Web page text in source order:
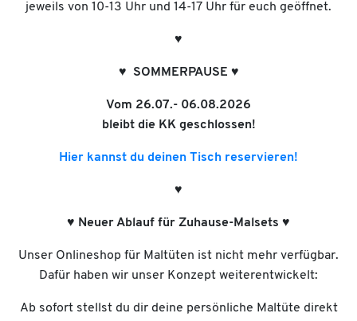
jeweils von 10-13 Uhr und 14-17 Uhr für euch geöffnet.
♥︎
♥︎ SOMMERPAUSE ♥︎
Vom 26.07.- 06.08.2026
bleibt die KK geschlossen!
Hier kannst du deinen Tisch reservieren!
♥︎
♥︎ Neuer Ablauf für Zuhause-Malsets ♥︎
Unser Onlineshop für Maltüten ist nicht mehr verfügbar.
Dafür haben wir unser Konzept weiterentwickelt:
Ab sofort stellst du dir deine persönliche Maltüte direkt